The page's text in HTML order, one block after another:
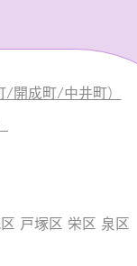
開成町/中井町）
戸塚区 栄区 泉区